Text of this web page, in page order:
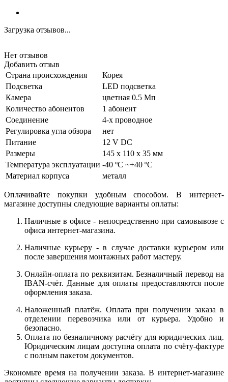
Загрузка отзывов...
Нет отзывов
Добавить отзыв
Страна происхождения
Корея
Подсветка
LED подсветка
Камера
цветная 0.5 Мп
Количество абонентов
1 абонент
Соединение
4-х проводное
Регулировка угла обзора
нет
Питание
12 V DC
Размеры
145 х 110 х 35 мм
Температура эксплуатации -40 ºC ~+40 ºC
Материал корпуса
металл
Оплачивайте покупки удобным способом. В интернет-
магазине доступны следующие варианты оплаты:
Наличные в офисе - непосредственно при самовывозе с
офиса интернет-магазина.
Наличные курьеру - в случае доставки курьером или
после завершения монтажных работ мастеру.
Онлайн-оплата по реквизитам. Безналичный перевод на
IBAN-счёт. Данные для оплаты предоставляются после
оформления заказа.
Наложенный платёж. Оплата при получении заказа в
отделении перевозчика или от курьера. Удобно и
безопасно.
Оплата по безналичному расчёту для юридических лиц.
Юридическим лицам доступна оплата по счёту-фактуре
с полным пакетом документов.
Экономьте время на получении заказа. В интернет-магазине